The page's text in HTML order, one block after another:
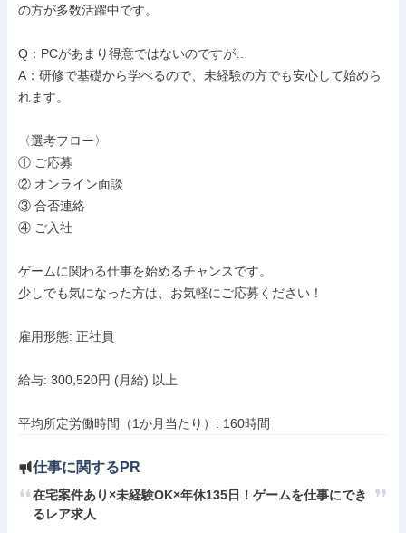
の方が多数活躍中です。
Q：PCがあまり得意ではないのですが…
A：研修で基礎から学べるので、未経験の方でも安心して始めら
れます。
〈選考フロー〉
① ご応募
② オンライン面談
③ 合否連絡
④ ご入社
ゲームに関わる仕事を始めるチャンスです。
少しでも気になった方は、お気軽にご応募ください！
雇用形態: 正社員
給与: 300,520円 (月給) 以上
平均所定労働時間（1か月当たり）: 160時間
仕事に関するPR
在宅案件あり×未経験OK×年休135日！ゲームを仕事にでき
るレア求人